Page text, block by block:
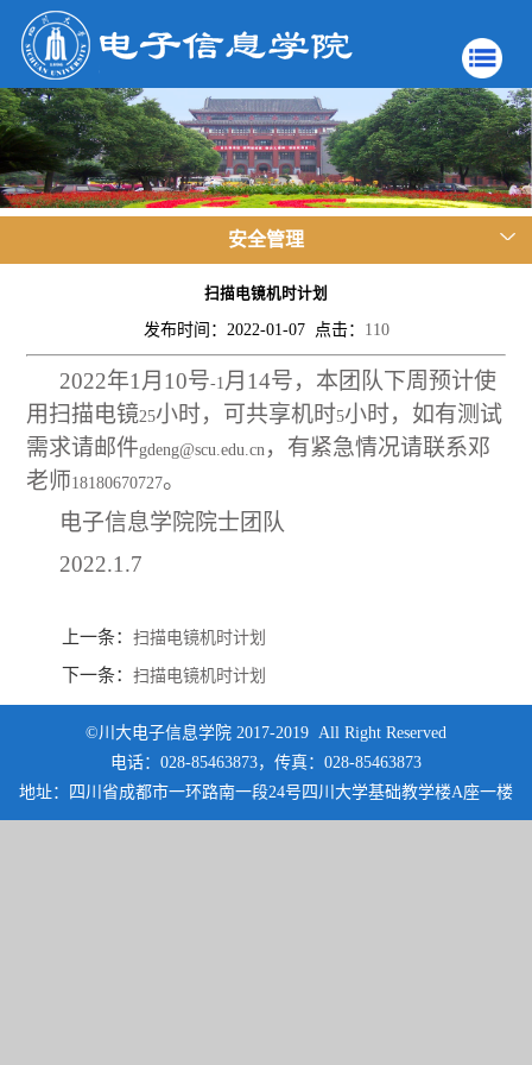
安全管理
扫描电镜机时计划
发布时间：2022-01-07 点击： 110
2022年1月10号-1 月14号，本团队下周预计使
用扫描电镜25小时，可共享机时5小时，如有测试
需求请邮件gdeng@scu.edu.cn ，有紧急情况请联系邓
老师18180670727。
电子信息学院院士团队
2022.1.7
上一条：扫描电镜机时计划
下一条：扫描电镜机时计划
©川大电子信息学院 2017-2019 All Right Reserved
电话：028-85463873，传真：028-85463873
地址：四川省成都市一环路南一段24号四川大学基础教学楼A座一楼